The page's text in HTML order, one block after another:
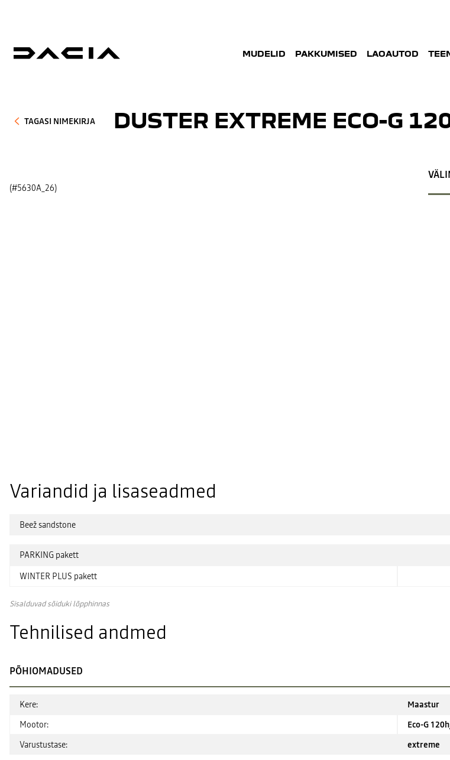
MUDELID PAKKUMISED LAOAUTOD
TAGASI NIMEKIRJA DUSTER EXTREME ECO-G
(#5630A_26)
Variandid ja lisaseadmed
Beež sandstone
PARKING pakett
WINTER PLUS pakett
Sisalduvad sõiduki lõpphinnas
Tehnilised andmed
PÕHIOMADUSED
Kere:
Maastur
Mootor:
Eco-G
Varustustase:
extreme